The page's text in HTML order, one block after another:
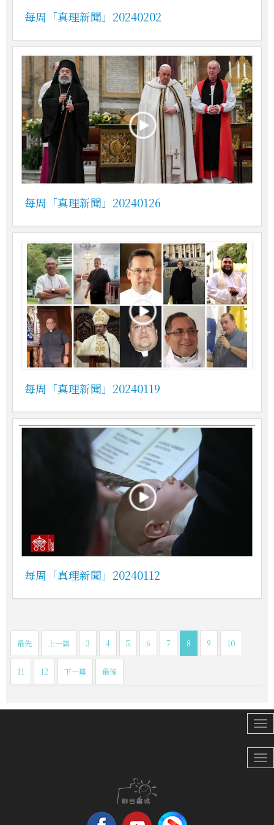
每周「真理新聞」20240202
每周「真理新聞」20240126
每周「真理新聞」20240119
每周「真理新聞」20240112
最先 上一篇 3 4 5 6 7 8 9 10
11 12 下一篇 最後